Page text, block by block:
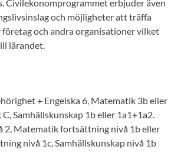
Civilekonomprogrammet erbjuder även
och möjligheter att träffa
och andra organisationer vilket
lärandet.
+ Engelska 6, Matematik 3b eller
Samhällskunskap 1b eller 1a1+1a2.
2, Matematik fortsättning nivå 1b eller
nivå 1c, Samhällskunskap nivå 1b